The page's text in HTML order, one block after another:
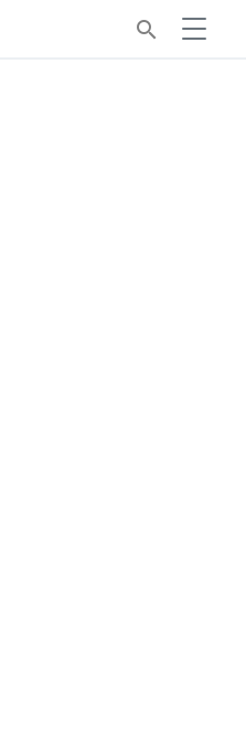
search